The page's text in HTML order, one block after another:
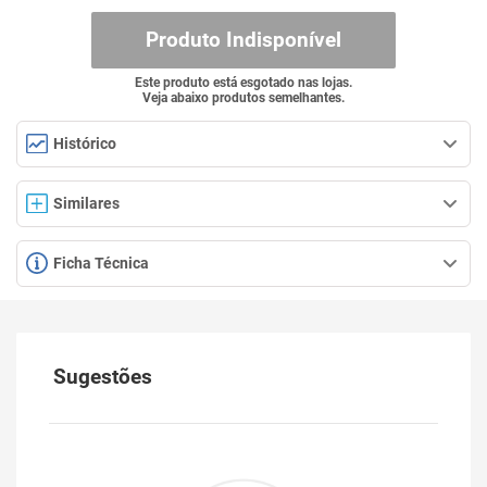
Produto Indisponível
Este produto está esgotado nas lojas.
Veja abaixo produtos semelhantes.
Histórico
Similares
Ficha Técnica
Sugestões